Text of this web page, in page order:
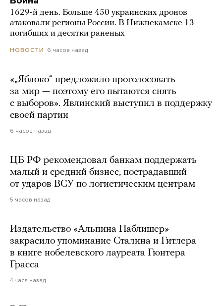
1629-й день. Больше 450 украинских дронов
атаковали регионы России. В Нижнекамске 13
погибших и десятки раненых
НОВОСТИ 6 часов назад
«„Яблоко“ предложило проголосовать
за мир — поэтому его пытаются снять
с выборов». Явлинский выступил в поддержку
своей партии
6 часов назад
ЦБ РФ рекомендовал банкам поддержать
малый и средний бизнес, пострадавший
от ударов ВСУ по логистическим центрам
5 часов назад
Издательство «Альпина Паблишер»
закрасило упоминание Сталина и Гитлера
в книге нобелевского лауреата Гюнтера
Грасса
4 часа назад